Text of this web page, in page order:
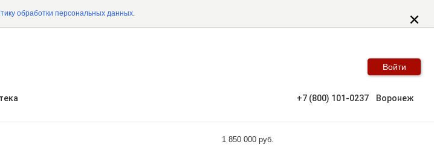
обработки персональных данных.
Войти
+7 (800) 101-0237 Воронеж
1 850 000 руб.